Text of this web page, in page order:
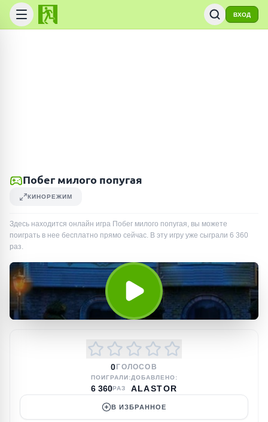
ВХОД
Побег милого попугая
КИНОРЕЖИМ
Здесь находится онлайн игра Побег милого попугая, вы можете
поиграть в нее бесплатно прямо сейчас. В эту игру уже сыграли 6 360
раз.
0 ГОЛОСОВ
ПОИГРАЛИ:
6 360РАЗ
ДОБАВЛЕНО:
ALASTOR
В ИЗБРАННОЕ